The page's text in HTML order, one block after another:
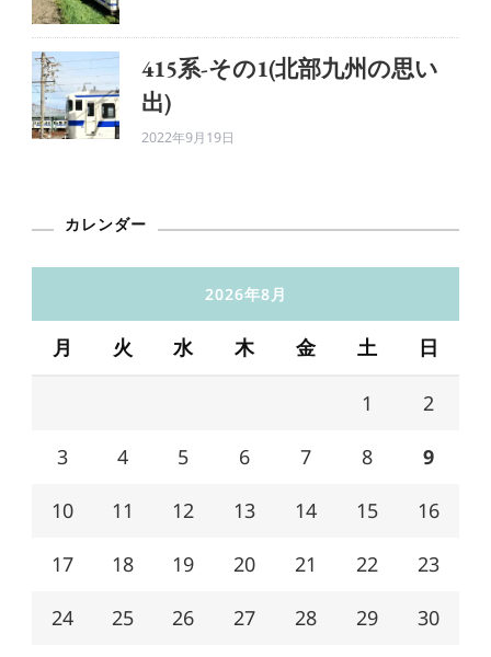
415系-その1(北部九州の思い
出)
2022年9月19日
カレンダー
2026年8月
月 火 水 木 金 土 日
1 2
3 4 5 6 7 8 9
10 11 12 13 14 15 16
17 18 19 20 21 22 23
24 25 26 27 28 29 30